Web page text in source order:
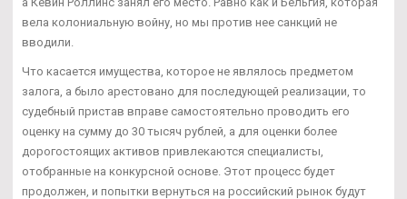
вела колониальную войну, но мы против нее санкций не
вводили.
Что касается имущества, которое не являлось предметом
залога, а было арестовано для последующей реализации, то
судебный пристав вправе самостоятельно проводить его
оценку на сумму до 30 тысяч рублей, а для оценки более
дорогостоящих активов привлекаются специалисты,
отобранные на конкурсной основе. Этот процесс будет
продолжен, и попытки вернуться на российский рынок будут